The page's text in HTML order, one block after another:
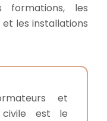
les
les installations
et
civile est le